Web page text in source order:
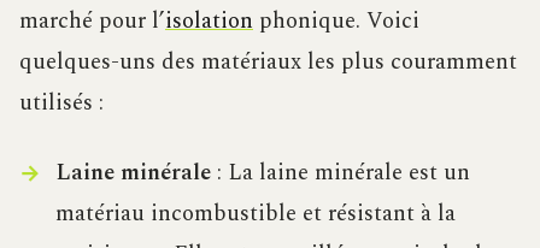
marché pour l’isolation phonique. Voici
quelques-uns des matériaux les plus couramment
utilisés :
Laine minérale : La laine minérale est un
matériau incombustible et résistant à la